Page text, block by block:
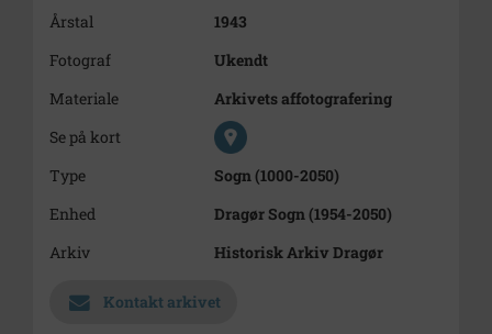
Årstal
1943
Fotograf
Ukendt
Materiale
Arkivets affotografering
Se på kort
Type
Sogn (1000-2050)
Enhed
Dragør Sogn (1954-2050)
Arkiv
Historisk Arkiv Dragør
Kontakt arkivet